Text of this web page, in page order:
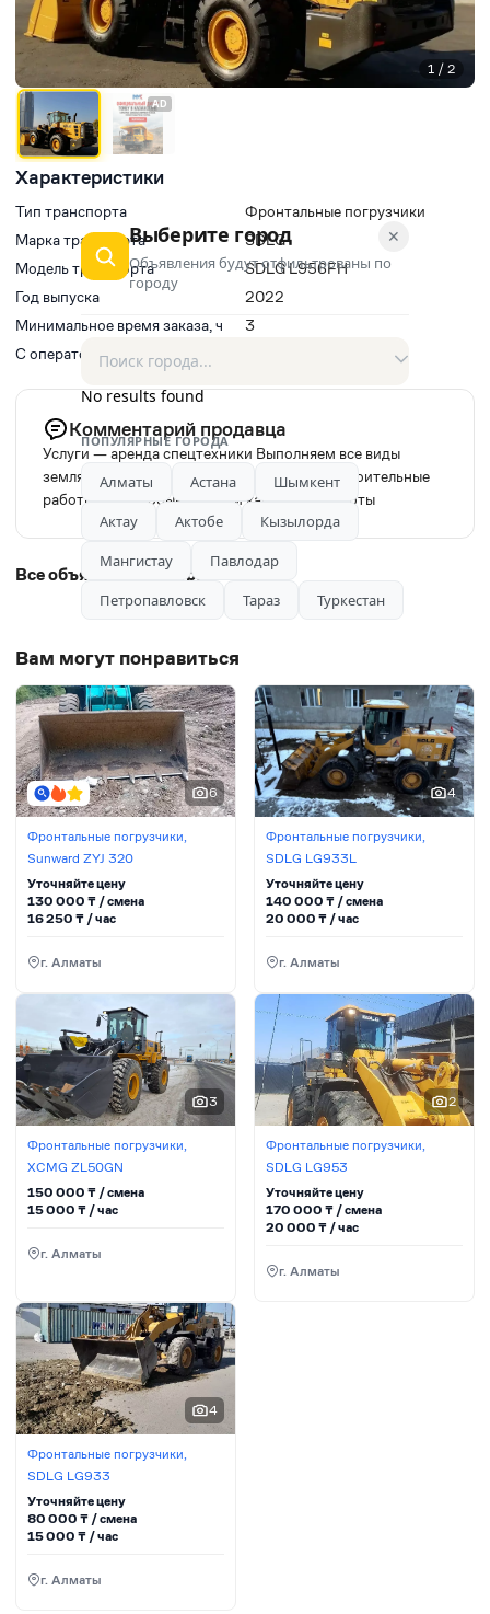
Характеристики
Тип транспорта
Фронтальные погрузчики
Марка транспорта
SDLG
Модель транспорта
SDLG L956FH
Год выпуска
2022
Минимальное время заказа, ч
3
С оператором(водитель)
1 / 2
AD
Комментарий продавца
Услуги — аренда спецтехники Выполняем все виды
земляных работ. Карьерные, дорожные и строительные
работы Горнодобывающих и карьерных работы
Все объявления автора
Вам могут понравиться
6
Фронтальные погрузчики,
Sunward ZYJ 320
Уточняйте цену
130 000 ₸ / сменa
16 250 ₸ / час
г. Алматы
4
Фронтальные погрузчики,
SDLG LG933L
Уточняйте цену
140 000₸ / сменa
20 000₸ / час
г. Алматы
3
Фронтальные погрузчики,
XCMG ZL50GN
150 000 ₸ / сменa
15 000 ₸ / час
г. Алматы
2
Фронтальные погрузчики,
SDLG LG953
Уточняйте цену
170 000₸ / сменa
20 000₸ / час
г. Алматы
4
Фронтальные погрузчики,
SDLG LG933
Уточняйте цену
80 000 ₸ / сменa
15 000 ₸ / час
г. Алматы
✕
Выберите город
Объявления будут отфильтрованы по
городу
No results found
ПОПУЛЯРНЫЕ ГОРОДА
Алматы Астана
Шымкент
Актау
Актобе
Кызылорда
Мангистау
Павлодар
Петропавловск
Тараз Туркестан